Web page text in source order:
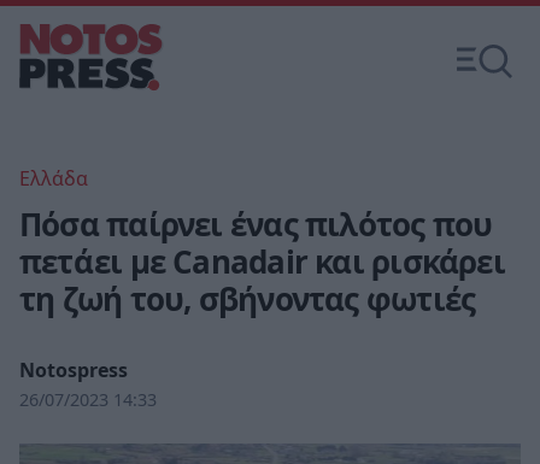
Ελλάδα
Πόσα παίρνει ένας πιλότος που
πετάει με Canadair και ρισκάρει
τη ζωή του, σβήνοντας φωτιές
Notospress
26/07/2023 14:33